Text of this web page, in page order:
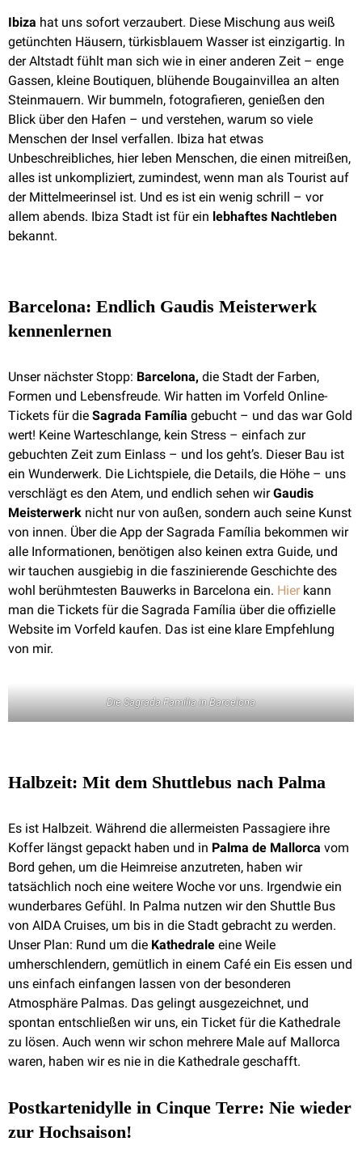
Ibiza hat uns sofort verzaubert. Diese Mischung aus weiß
getünchten Häusern, türkisblauem Wasser ist einzigartig. In
der Altstadt fühlt man sich wie in einer anderen Zeit – enge
Gassen, kleine Boutiquen, blühende Bougainvillea an alten
Steinmauern. Wir bummeln, fotografieren, genießen den
Blick über den Hafen – und verstehen, warum so viele
Menschen der Insel verfallen. Ibiza hat etwas
Unbeschreibliches, hier leben Menschen, die einen mitreißen,
alles ist unkompliziert, zumindest, wenn man als Tourist auf
der Mittelmeerinsel ist. Und es ist ein wenig schrill – vor
allem abends. Ibiza Stadt ist für ein lebhaftes Nachtleben
bekannt.
Barcelona: Endlich Gaudis Meisterwerk
kennenlernen
Unser nächster Stopp: Barcelona, die Stadt der Farben,
Formen und Lebensfreude. Wir hatten im Vorfeld Online-
Tickets für die Sagrada Família gebucht – und das war Gold
wert! Keine Warteschlange, kein Stress – einfach zur
gebuchten Zeit zum Einlass – und los geht’s. Dieser Bau ist
ein Wunderwerk. Die Lichtspiele, die Details, die Höhe – uns
verschlägt es den Atem, und endlich sehen wirGaudis
Meisterwerk nicht nur von außen, sondern auch seine Kunst
von innen. Über die App der Sagrada Família bekommen wir
alle Informationen, benötigen also keinen extra Guide, und
wir tauchen ausgiebig in die faszinierende Geschichte des
wohl berühmtesten Bauwerks in Barcelona ein. Hierkann
man die Tickets für die Sagrada Família über die offizielle
Website im Vorfeld kaufen. Das ist eine klare Empfehlung
von mir.
Die Sagrada Familia in Barcelona
Halbzeit: Mit dem Shuttlebus nach Palma
Es ist Halbzeit. Während die allermeisten Passagiere ihre
Koffer längst gepackt haben und in Palma de Mallorca vom
Bord gehen, um die Heimreise anzutreten, haben wir
tatsächlich noch eine weitere Woche vor uns. Irgendwie ein
wunderbares Gefühl. In Palma nutzen wir den Shuttle Bus
von AIDA Cruises, um bis in die Stadt gebracht zu werden.
Unser Plan: Rund um die Kathedrale eine Weile
umherschlendern, gemütlich in einem Café ein Eis essen und
uns einfach einfangen lassen von der besonderen
Atmosphäre Palmas. Das gelingt ausgezeichnet, und
spontan entschließen wir uns, ein Ticket für die Kathedrale
zu lösen. Auch wenn wir schon mehrere Male auf Mallorca
waren, haben wir es nie in die Kathedrale geschafft.
Postkartenidylle in Cinque Terre: Nie wieder
zur Hochsaison!